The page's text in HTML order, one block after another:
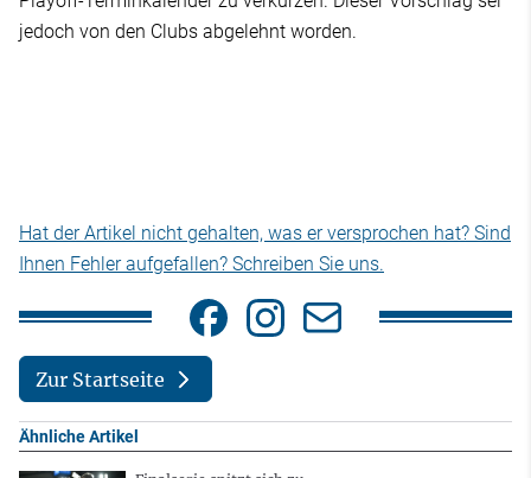
jedoch von den Clubs abgelehnt worden.
Hat der Artikel nicht gehalten, was er versprochen hat? Sind
Ihnen Fehler aufgefallen? Schreiben Sie uns.
Zur Startseite
Ähnliche Artikel